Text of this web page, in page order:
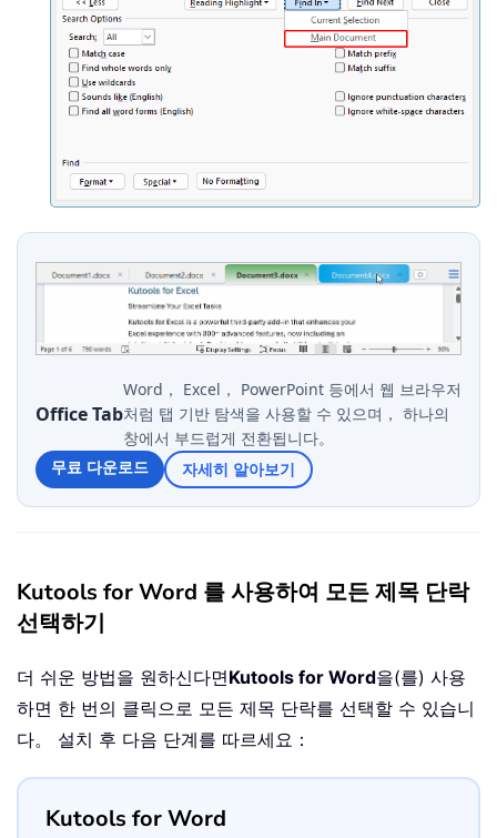
Office Tab
Word， Excel， PowerPoint 등에서 웹 브라우저
처럼 탭 기반 탐색을 사용할 수 있으며， 하나의
창에서 부드럽게 전환됩니다。
무료 다운로드
자세히 알아보기
Kutools for Word 를 사용하여 모든 제목 단락
선택하기
더 쉬운 방법을 원하신다면Kutools for Word을(를) 사용
하면 한 번의 클릭으로 모든 제목 단락를 선택할 수 있습니
다。 설치 후 다음 단계를 따르세요：
Kutools for Word